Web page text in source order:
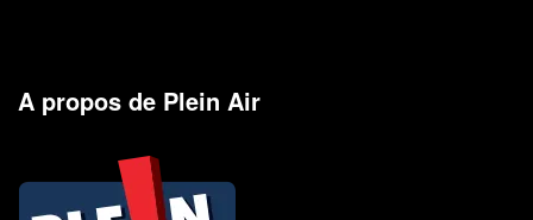
A propos de Plein Air